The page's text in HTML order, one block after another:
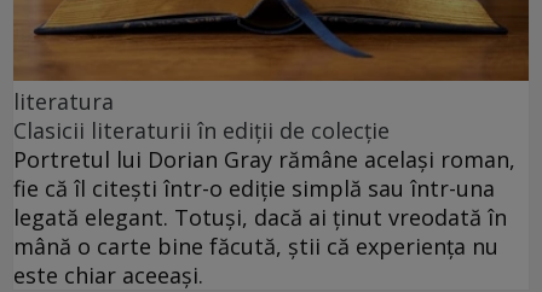
literatura
Clasicii literaturii în ediții de colecție
Portretul lui Dorian Gray rămâne același roman,
fie că îl citești într-o ediție simplă sau într-una
legată elegant. Totuși, dacă ai ținut vreodată în
mână o carte bine făcută, știi că experiența nu
este chiar aceeași.